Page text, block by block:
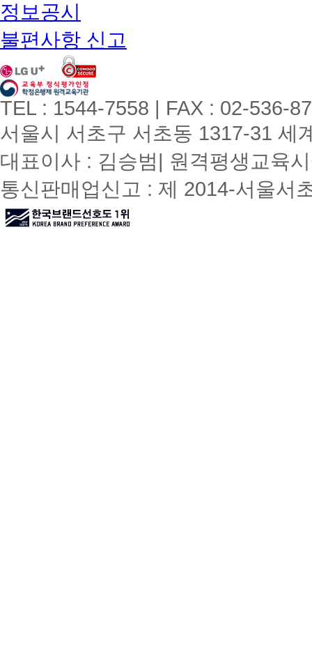
정보공시
불편사항 신고
TEL : 1544-7558 | FAX : 02-536-
서울시 서초구 서초동 1317-31 세
대표이사 : 김승범| 원격평생교육
통신판매업신고 : 제 2014-서울서